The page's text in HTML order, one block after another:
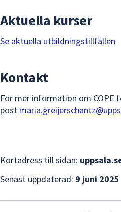
Aktuella kurser
Se aktuella utbildningstillfällen
Kontakt
För mer information om COPE
post
Kortadress till sidan:
Senast uppdaterad: 9 juni 2025